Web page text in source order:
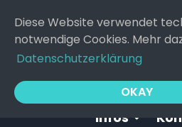
Diese Website verwendet
notwendige Cookies. Mehr
Datenschutzerklärung
OKAY
Inhalt
springen
Infos